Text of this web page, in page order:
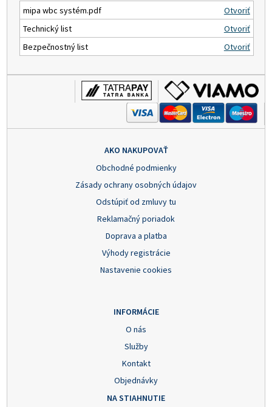
mipa wbc systém.pdf
Otvoriť
Technický list
Otvoriť
Bezpečnostný list
Otvoriť
AKO NAKUPOVAŤ
Obchodné podmienky
Zásady ochrany osobných údajov
Odstúpiť od zmluvy tu
Reklamačný poriadok
Doprava a platba
Výhody registrácie
Nastavenie cookies
INFORMÁCIE
O nás
Služby
Kontakt
Objednávky
NA STIAHNUTIE